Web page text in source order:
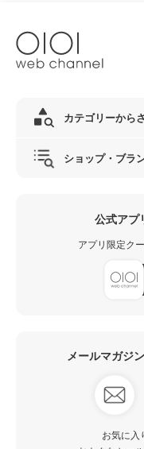
カテゴリーから
ショップ・ブラ
公式アプ
アプリ限定ク
メールマガジ
お気に入